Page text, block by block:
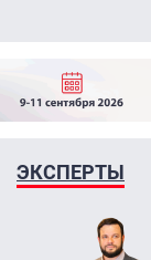
ЭКСПЕРТЫ